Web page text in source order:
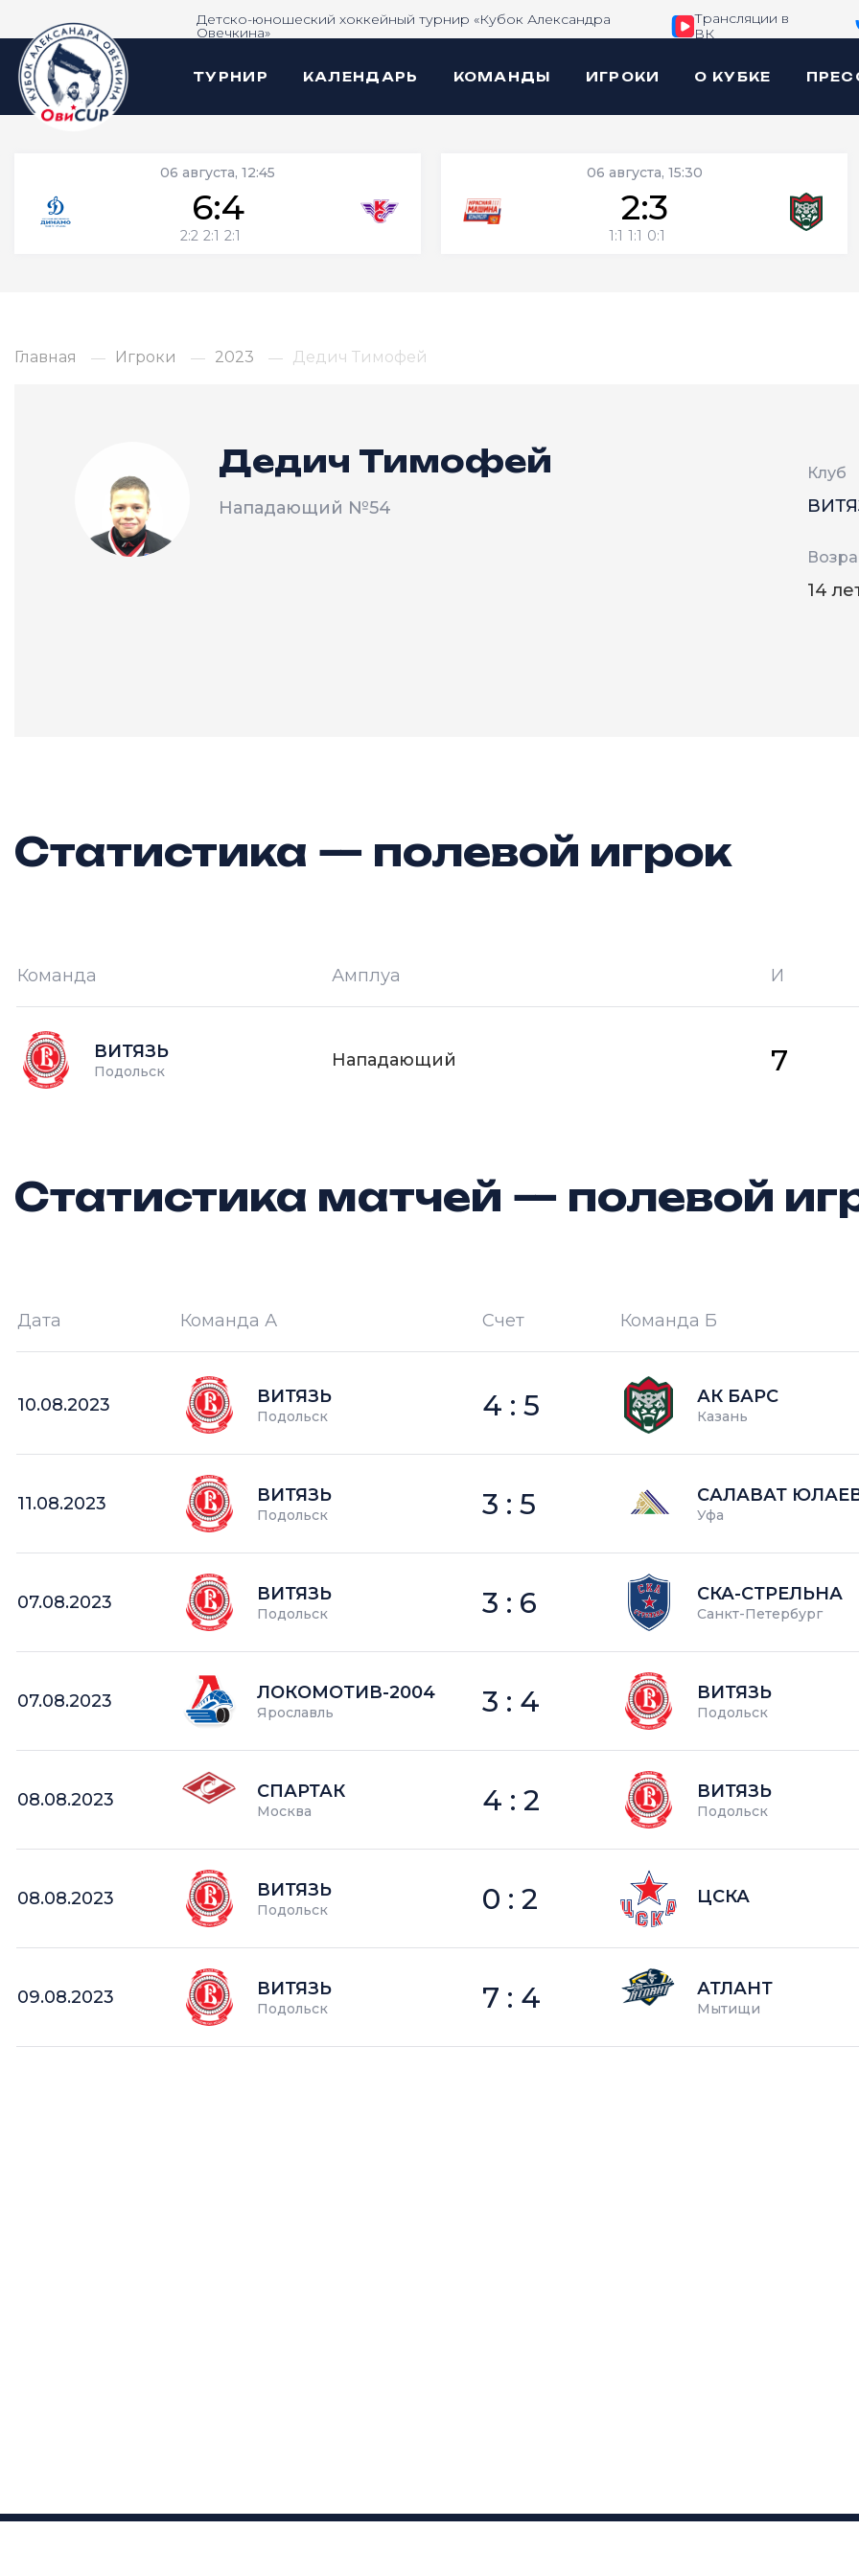
Детско-юношеский хоккейный турнир «Кубок Александра
Овечкина»
Трансляции в
ВК
ТУРНИР КАЛЕНДАРЬ КОМАНДЫ ИГРОКИ О КУБКЕ
06 августа, 12:45
6:4
2:2 2:1 2:1
06 августа, 15:30
2:3
1:1 1:1 0:1
Главная Игроки 2023 Дедич Тимофей
Дедич Тимофей
Нападающий №54
Клуб
14
Статистика — полевой игрок
Команда Амплуа И
ВИТЯЗЬ
Подольск
Нападающий 7
Статистика матчей — полевой
Дата Команда А Счет Команда Б
10.08.2023 ВИТЯЗЬ
Подольск 4 : 5 АК БАРС
Казань
11.08.2023 ВИТЯЗЬ
Подольск 3 : 5 САЛАВАТ
Уфа
07.08.2023 ВИТЯЗЬ
Подольск 3 : 6 СКА-СТРЕЛЬНА
Санкт-Петербург
07.08.2023 ЛОКОМОТИВ-2004
Ярославль 3 : 4 ВИТЯЗЬ
Подольск
08.08.2023 СПАРТАК
Москва 4 : 2 ВИТЯЗЬ
Подольск
08.08.2023 ВИТЯЗЬ
Подольск 0 : 2 ЦСКА
09.08.2023 ВИТЯЗЬ
Подольск 7 : 4 АТЛАНТ
Мытищи